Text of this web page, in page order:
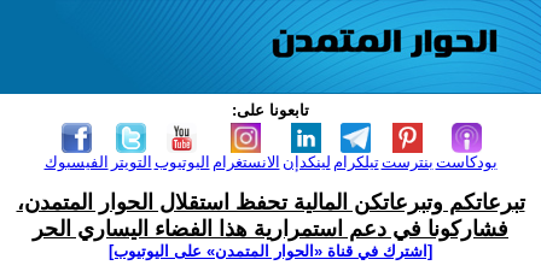
تابعونا على:
الفيسبوك التويتر اليوتيوب الانستغرام لينكدإن تيلكرامبنترست بودكاست
تبرعاتكم وتبرعاتكن المالية تحفظ استقلال الحوار المتمدن،
فشاركونا في دعم استمرارية هذا الفضاء اليساري الحر
[اشترك في قناة ‫«الحوار المتمدن» على اليوتيوب]